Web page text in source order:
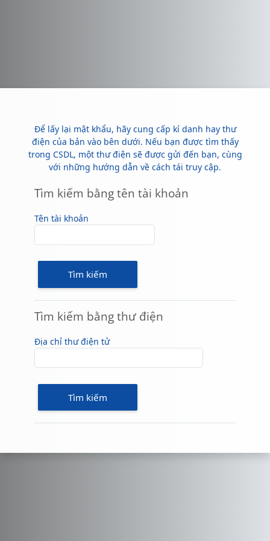
Để lấy lại mật khẩu, hãy cung cấp kí danh hay thư
điện của bản vào bên dưới. Nếu bạn được tìm thấy
trong CSDL, một thư điện sẽ được gửi đến bạn, cùng
với những hướng dẫn về cách tái truy cập.
Tìm kiếm bằng tên tài khoản
Tìm kiếm bằng tên tài khoản
Tên tài khoản
Tìm kiếm bằng thư điện
Tìm kiếm bằng thư điện
Địa chỉ thư điện tử